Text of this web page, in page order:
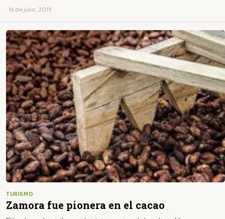
· 16 de julio, 2019
TURISMO
Zamora fue pionera en el cacao